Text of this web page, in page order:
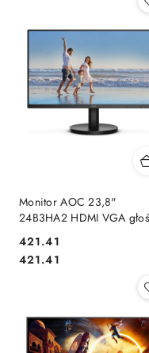
Monitor AOC 23,8"
24B3HA2 HDMI VGA
Cena:
421.41
Cena:
421.41